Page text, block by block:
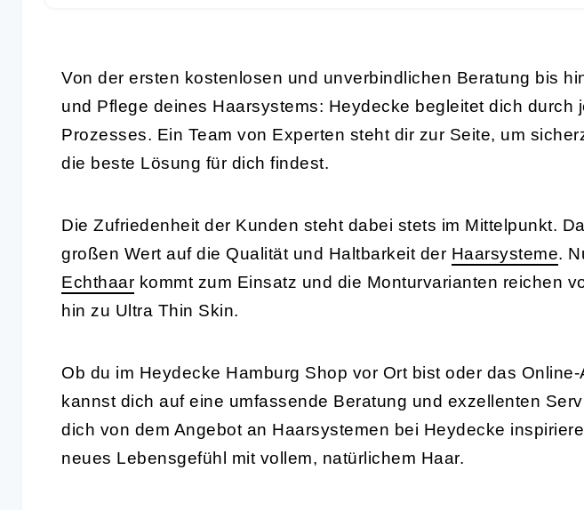
Von der ersten kostenlosen und unverbindlichen Beratung bis
und Pflege deines Haarsystems: Heydecke begleitet dich durch
Prozesses. Ein Team von Experten steht dir zur Seite, um
die beste Lösung für dich findest.
Die Zufriedenheit der Kunden steht dabei stets im Mittelpunkt.
großen Wert auf die Qualität und Haltbarkeit der Haarsysteme.
Echthaar kommt zum Einsatz und die Monturvarianten reichen
hin zu Ultra Thin Skin.
Ob du im Heydecke Hamburg Shop vor Ort bist oder das
kannst dich auf eine umfassende Beratung und exzellenten
dich von dem Angebot an Haarsystemen bei Heydecke
neues Lebensgefühl mit vollem, natürlichem Haar.